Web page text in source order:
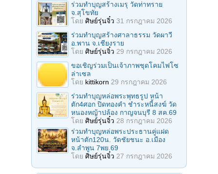
ร่วมทําบุญสร้างเมรุ วัดท่าทราย
จ.สุโขทัย
โดย ศิษย์รุ่นจิ๋ว 31 กรกฎาคม 2026
ร่วมทําบุญสร้างศาลาธรรม วัดผาวี
อ.พาน จ.เชียงราย
โดย ศิษย์รุ่นจิ๋ว 29 กรกฎาคม 2026
ขอเชิญร่วมเป็นเจ้าภาพชุดโคมไฟโซ
ล่าเซล
โดย kittikorn 29 กรกฎาคม 2026
ร่วมทําบุญหล่อพระพุทธรูป หน้า
ตัก4ศอก ปิดทองคํา ชําระหนี้สงฆ์ วัด
หนองหญ้าปล้อง กาญจนบุรี 8 สค.69
โดย ศิษย์รุ่นจิ๋ว 28 กรกฎาคม 2026
ร่วมทําบุญหล่อพระประธานคู่แฝด
หน้าตัก120น. วัดชัยชนะ อ.เมือง
จ.ลำพูน 7พย.69
โดย ศิษย์รุ่นจิ๋ว 27 กรกฎาคม 2026